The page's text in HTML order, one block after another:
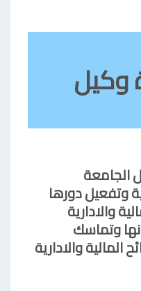
وكيل
الجامعة
وتفعيل دورها
والادارية
وتماسك
المالية والادارية